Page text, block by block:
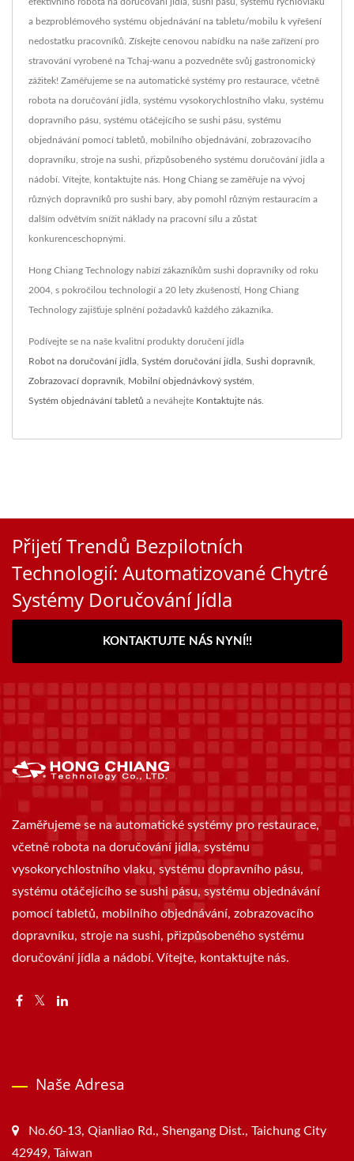
efektivního robota na doručování jídla, sushi pásu, systému rychlovlaku
a bezproblémového systému objednávání na tabletu/mobilu k vyřešení
nedostatku pracovníků. Získejte cenovou nabídku na naše zařízení pro
stravování vyrobené na Tchaj-wanu a pozvedněte svůj gastronomický
zážitek! Zaměřujeme se na automatické systémy pro restaurace, včetně
robota na doručování jídla, systému vysokorychlostního vlaku, systému
dopravního pásu, systému otáčejícího se sushi pásu, systému
objednávání pomocí tabletů, mobilního objednávání, zobrazovacího
dopravníku, stroje na sushi, přizpůsobeného systému doručování jídla a
nádobí. Vítejte, kontaktujte nás. Hong Chiang se zaměřuje na vývoj
různých dopravníků pro sushi bary, aby pomohl různým restauracím a
dalším odvětvím snížit náklady na pracovní sílu a zůstat
konkurenceschopnými.
Hong Chiang Technology nabízí zákazníkům sushi dopravníky od roku
2004, s pokročilou technologií a 20 lety zkušeností, Hong Chiang
Technology zajišťuje splnění požadavků každého zákazníka.
Podívejte se na naše kvalitní produkty doručení jídla
Robot na doručování jídla, Systém doručování jídla, Sushi dopravník,
Zobrazovací dopravník, Mobilní objednávkový systém,
Systém objednávání tabletů a neváhejte Kontaktujte nás.
Přijetí Trendů Bezpilotních
Technologií: Automatizované Chytré
Systémy Doručování Jídla
KONTAKTUJTE NÁS NYNÍ!!
Zaměřujeme se na automatické systémy pro restaurace,
včetně robota na doručování jídla, systému
vysokorychlostního vlaku, systému dopravního pásu,
systému otáčejícího se sushi pásu, systému objednávání
pomocí tabletů, mobilního objednávání, zobrazovacího
dopravníku, stroje na sushi, přizpůsobeného systému
doručování jídla a nádobí. Vítejte, kontaktujte nás.
Naše Adresa
No.60-13, Qianliao Rd., Shengang Dist., Taichung City
42949, Taiwan